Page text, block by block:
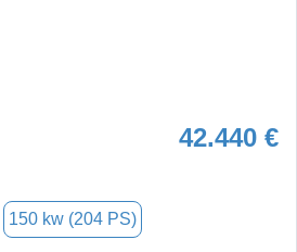
42.440 €
150 kw (204 PS)